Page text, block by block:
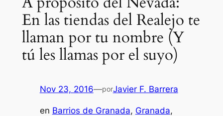
En las tiendas del Realejo te
llaman por tu nombre (Y
tú les llamas por el suyo)
Nov 23, 2016—porJavier F. Barrera
en Barrios de Granada, Granada